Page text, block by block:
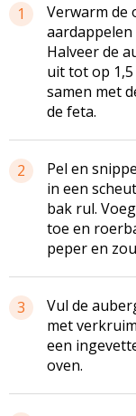
1
Verwarm de
Halveer de
uit tot op 1,5
samen met
de feta.
2
Pel en
in een
bak rul.
toe en
peper en
3
Vul de
met
een
oven.